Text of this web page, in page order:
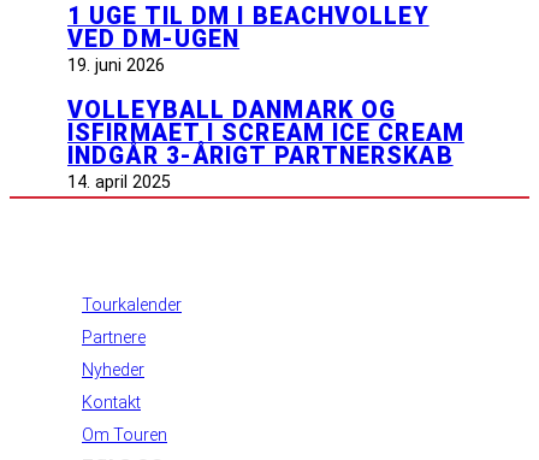
1 UGE TIL DM I BEACHVOLLEY
VED DM-UGEN
19. juni 2026
VOLLEYBALL DANMARK OG
ISFIRMAET I SCREAM ICE CREAM
INDGÅR 3-ÅRIGT PARTNERSKAB
14. april 2025
Tourkalender
Partnere
Nyheder
Kontakt
Om Touren